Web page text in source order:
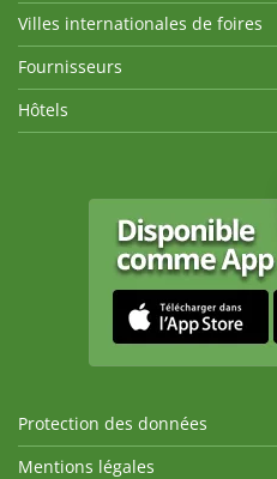
Villes internationales de foires
Fournisseurs
Hôtels
Protection des données
Mentions légales